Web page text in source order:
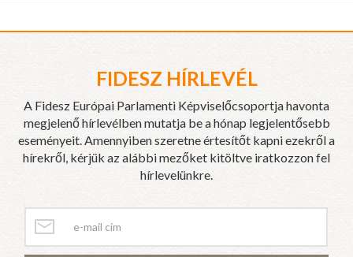
FIDESZ HÍRLEVÉL
A Fidesz Európai Parlamenti Képviselőcsoportja havonta
megjelenő hírlevélben mutatja be a hónap legjelentősebb
eseményeit. Amennyiben szeretne értesítőt kapni ezekről a
hírekről, kérjük az alábbi mezőket kitöltve iratkozzon fel
hírlevelünkre.